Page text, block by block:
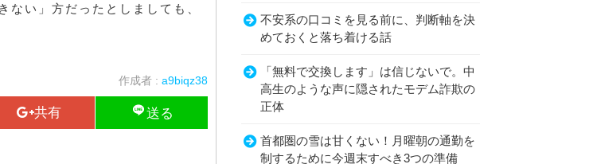
ない」方だったとしましても、
作成者 : a9biqz38
不安系の口コミを見る前に、判断軸を決
めておくと落ち着ける話
「無料で交換します」は信じないで。中
高生のような声に隠されたモデム詐欺の
正体
首都圏の雪は甘くない！月曜朝の通勤を
制するために今週末すべき3つの準備